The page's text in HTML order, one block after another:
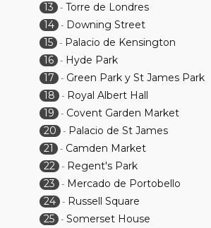
13
- Torre de Londres
14 - Downing Street
15 - Palacio de Kensington
16 - Hyde Park
17
- Green Park y St James Park
18
- Royal Albert Hall
19
- Covent Garden Market
20
- Palacio de St James
21
- Camden Market
22 - Regent's Park
23
- Mercado de Portobello
24 - Russell Square
25 -Somerset House